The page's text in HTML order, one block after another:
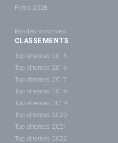
Films 2028
Bandes-annonces
CLASSEMENTS
Top attentes 2015
Top attentes 2016
Top attentes 2017
Top attentes 2018
Top attentes 2019
Top attentes 2020
Top attentes 2021
Top attentes 2022